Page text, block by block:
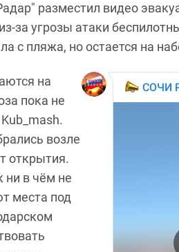
разместил видео
за угрозы атаки
с пляжа, но остается на
на
пока не
возле
открытия.
в чём не
места под